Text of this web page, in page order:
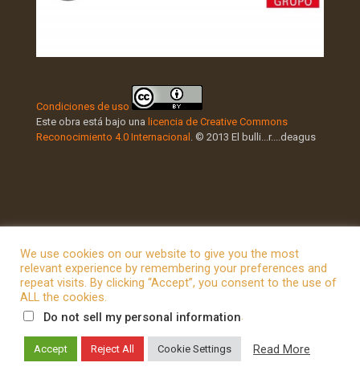
Condiciones de uso
Este obra está bajo una licencia de Creative Commons
Reconocimiento 4.0 Internacional . © 2013 El bulli...r....deagus
© 2026 Betheme by Muffin group
We use cookies on our website to give you the most
relevant experience by remembering your preferences and
repeat visits. By clicking “Accept”, you consent to the use of
ALL the cookies.
Do not sell my personal information.
Accept Reject All Cookie Settings Read More